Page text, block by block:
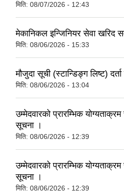
मिति: 08/07/2026 - 12:43
मेकानिकल इन्जिनियर सेवा खरिद
मिति: 08/06/2026 - 15:33
मौजुदा सूची (स्टान्डिङ्ग लिष्ट)
मिति: 08/06/2026 - 13:04
उम्मेदवारको प्रारम्भिक
सूचना ।
मिति: 08/06/2026 - 12:39
उम्मेदवारको प्रारम्भिक
सूचना ।
मिति: 08/06/2026 - 12:39